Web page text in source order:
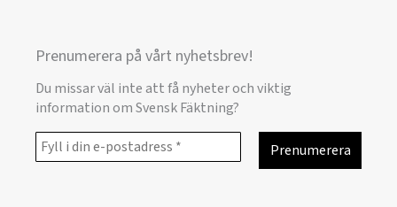
Prenumerera på vårt nyhetsbrev!
Du missar väl inte att få nyheter och viktig
information om Svensk Fäktning?